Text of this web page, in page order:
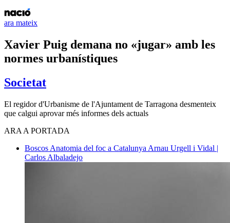
ara mateix
Xavier Puig demana no «jugar» amb les
normes urbanístiques
Societat
El regidor d'Urbanisme de l'Ajuntament de Tarragona desmenteix
que calgui aprovar més informes dels actuals
ARA A PORTADA
Boscos Anatomia del foc a Catalunya Arnau Urgell i Vidal |
Carlos Albaladejo